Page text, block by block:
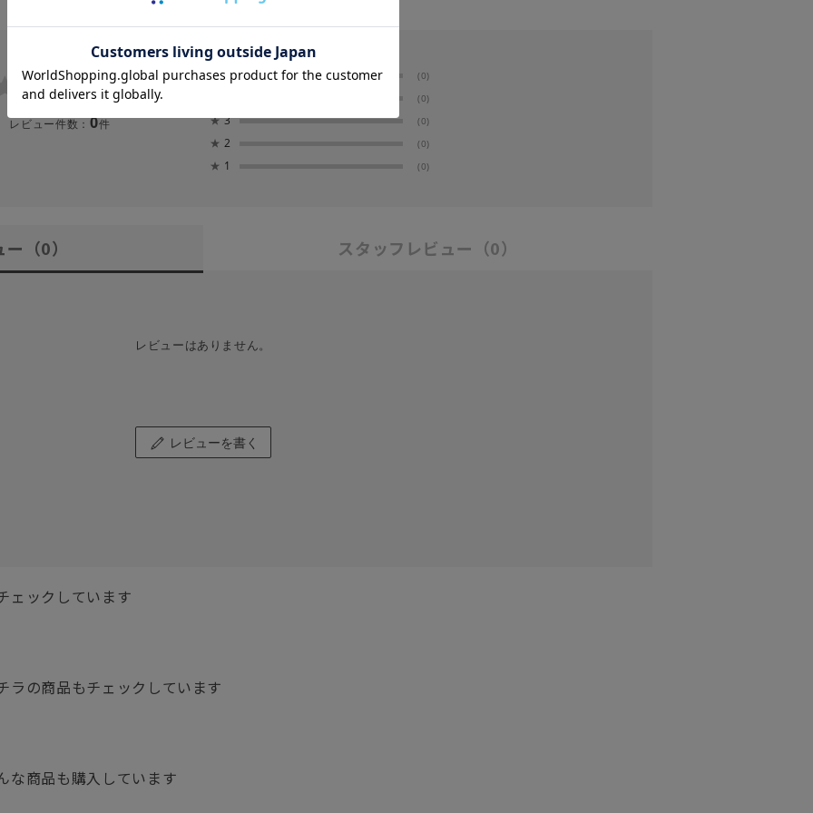
0.0
レビュー件数： 0件
★5 (0)
(0)
★3 (0)
★ 2 (0)
★ 1 (0)
ー （0） スタッフレビュー （0）
レビューはありません。
レビューを書く
ェックしています
ラの商品もチェックしています
な商品も購入しています